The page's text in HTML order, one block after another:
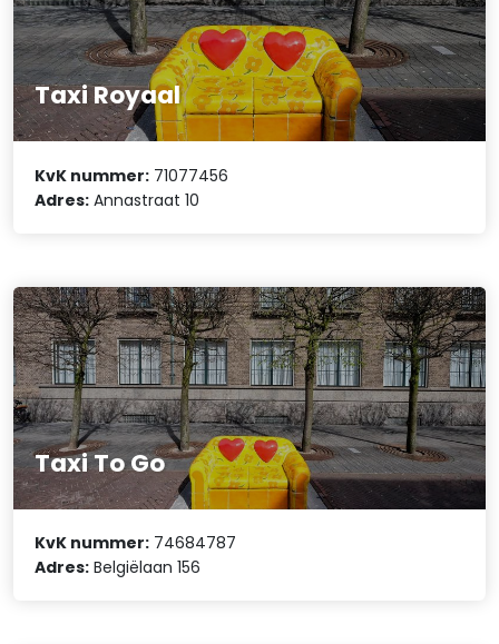
Taxi Royaal
KvK nummer: 71077456
Adres: Annastraat 10
Taxi To Go
KvK nummer: 74684787
Adres: Belgiëlaan 156